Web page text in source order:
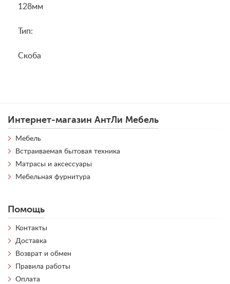
128мм
Тип:
Скоба
Интернет-магазин АнтЛи Мебель
Мебель
Встраиваемая бытовая техника
Матрасы и аксессуары
Мебельная фурнитура
Помощь
Контакты
Доставка
Возврат и обмен
Правила работы
Оплата